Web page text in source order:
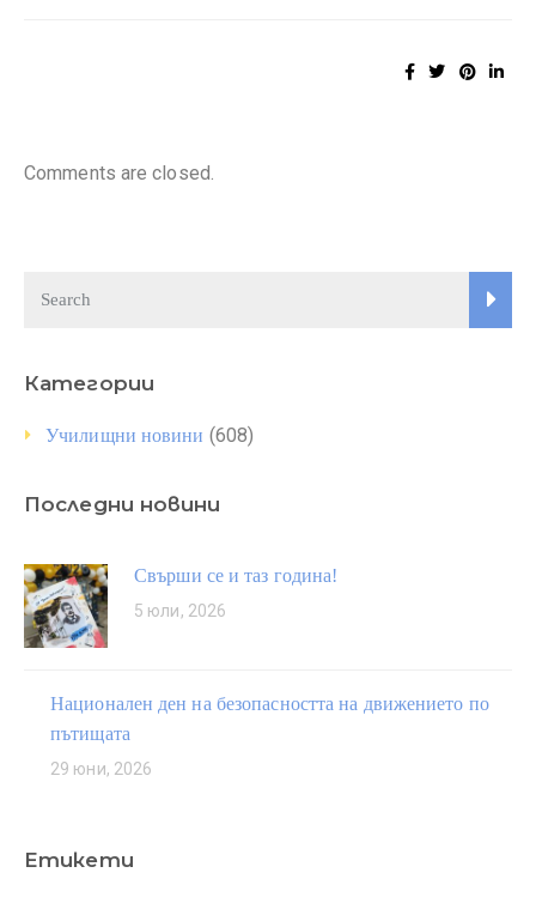
Comments are closed.
Категории
Училищни новини (608)
Последни новини
Свърши се и таз година!
5 юли, 2026
Национален ден на безопасността на движението по
пътищата
29 юни, 2026
Етикети